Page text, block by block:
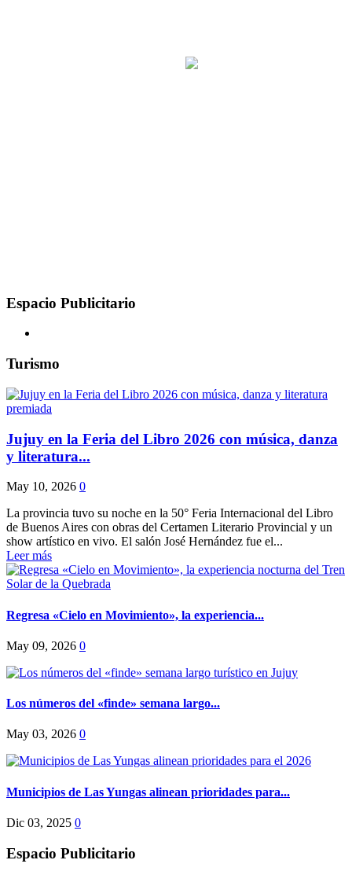
Espacio Publicitario
Turismo
Jujuy en la Feria del Libro 2026 con música, danza
y literatura...
May 10, 2026 0
La provincia tuvo su noche en la 50° Feria Internacional del Libro
de Buenos Aires con obras del Certamen Literario Provincial y un
show artístico en vivo. El salón José Hernández fue el...
Leer más
Regresa «Cielo en Movimiento», la experiencia...
May 09, 2026 0
Los números del «finde» semana largo...
May 03, 2026 0
Municipios de Las Yungas alinean prioridades para...
Dic 03, 2025 0
Espacio Publicitario